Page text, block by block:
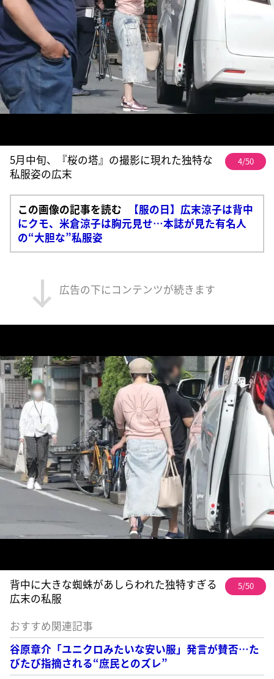
5月中旬、『桜の塔』の撮影に現れた独特な
私服姿の広末
4/50
この画像の記事を読む
【服の日】広末涼子は背中
にクモ、米倉涼子は胸元見せ…本誌が見た有名人
の“大胆な”私服姿
広告の下にコンテンツが続きます
背中に大きな蜘蛛があしらわれた独特すぎる
広末の私服
5/50
おすすめ関連記事
谷原章介「ユニクロみたいな安い服」発言が賛否…た
びたび指摘される“庶民とのズレ”